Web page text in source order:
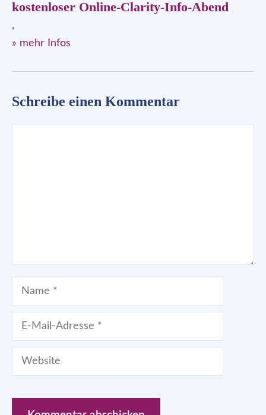
kostenloser Online-Clarity-Info-Abend
,
» mehr Infos
Schreibe einen Kommentar
Name
Mail-
Adresse
Website